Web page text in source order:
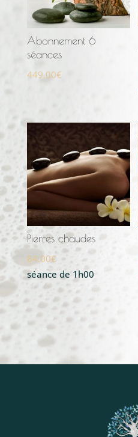
Abonnement 6
séances
449.00€
Pierres chaudes
84.00€
séance de 1h00